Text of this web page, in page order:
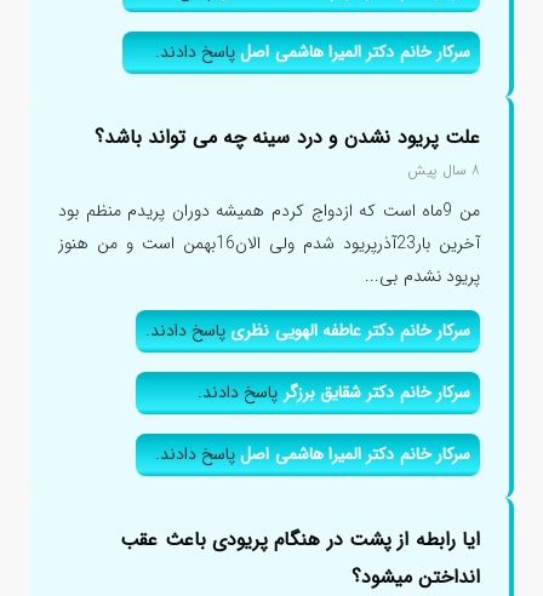
سرکار خانم دکتر المیرا هاشمی اصلپاسخ دادند.
علت پریود نشدن و درد سینه چه می تواند باشد؟
۸ سال پیش
من 9ماه است که ازدواج کردم همیشه دوران پریدم منظم بود
آخرین بار23آذرپریود شدم ولی الان16بهمن است و من هنوز
پریود نشدم بی...
سرکار خانم دکتر عاطفه الهویی نظریپاسخ دادند.
سرکار خانم دکتر شقایق برزگرپاسخ دادند.
سرکار خانم دکتر المیرا هاشمی اصلپاسخ دادند.
ایا رابطه از پشت در هنگام پریودی باعث عقب
انداختن میشود؟